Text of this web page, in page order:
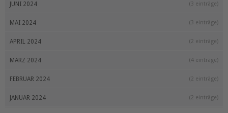
JUNI 2024 (3 einträge)
MAI 2024 (3 einträge)
APRIL 2024 (2 einträge)
MÄRZ 2024 (4 einträge)
FEBRUAR 2024 (2 einträge)
JANUAR 2024 (2 einträge)